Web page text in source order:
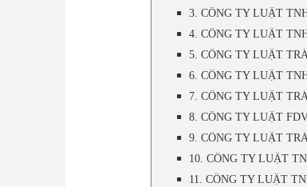
3. CÔNG TY LUẬT
4. CÔNG TY LUẬT
5. CÔNG TY LUẬT
6. CÔNG TY LUẬT
7. CÔNG TY LUẬT
8. CÔNG TY LUẬT
9. CÔNG TY LUẬT
10. CÔNG TY LUẬT
11. CÔNG TY LUẬT